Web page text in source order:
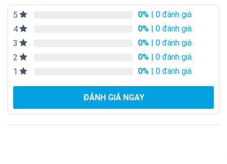
5 0% | 0 đánh giá
4
0% | 0 đánh giá
3
0% | 0 đánh giá
2
0% | 0 đánh giá
1
0% | 0 đánh giá
ĐÁNH GIÁ NGAY